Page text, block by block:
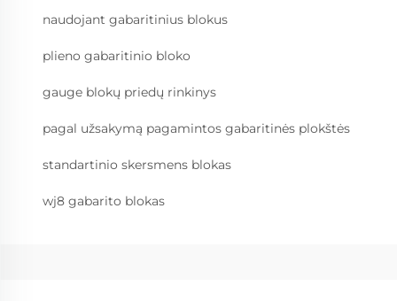
naudojant gabaritinius blokus
plieno gabaritinio bloko
gauge blokų priedų rinkinys
pagal užsakymą pagamintos gabaritinės plokštės
standartinio skersmens blokas
wj8 gabarito blokas